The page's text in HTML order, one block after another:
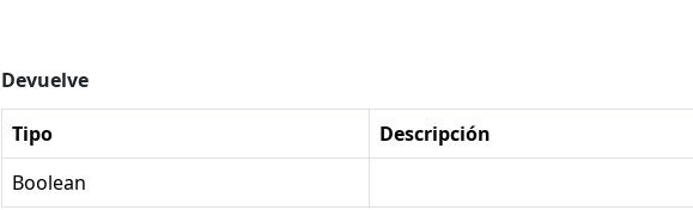
Devuelve
Tipo
Descripción
Boolean